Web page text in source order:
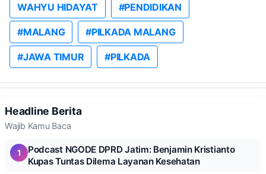
WAHYU HIDAYAT #PENDIDIKAN
#MALANG #PILKADA MALANG
#JAWA TIMUR #PILKADA
Headline Berita
Wajib Kamu Baca
1
Podcast NGODE DPRD Jatim: Benjamin Kristianto
Kupas Tuntas Dilema Layanan Kesehatan